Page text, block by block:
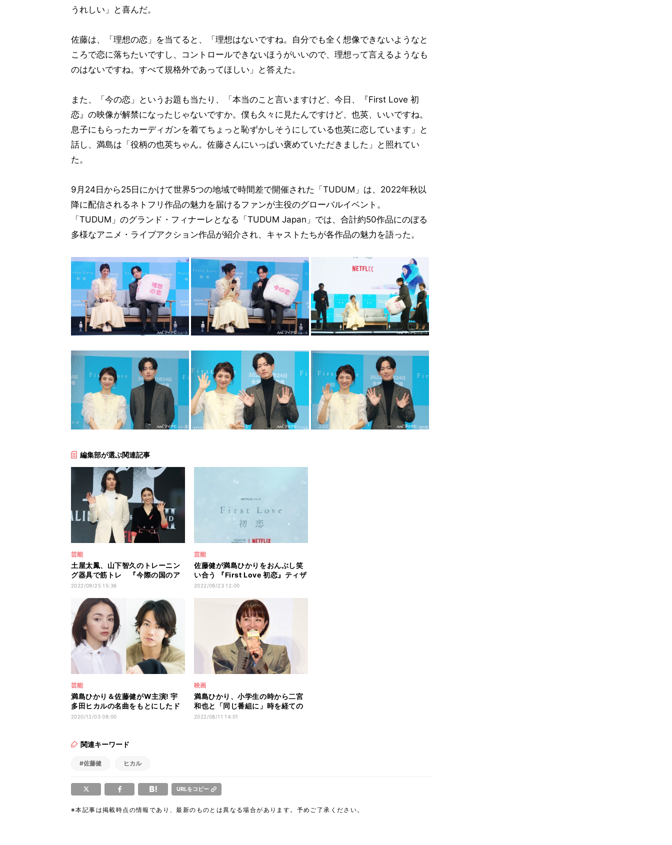
うれしい」と喜んだ。
佐藤は、「理想の恋」を当てると、「理想はないですね。自分でも全く想像できないようなと
ころで恋に落ちたいですし、コントロールできないほうがいいので、理想って言えるようなも
のはないですね。すべて規格外であってほしい」と答えた。
また、「今の恋」というお題も当たり、「本当のこと言いますけど、今日、『First Love 初
恋』の映像が解禁になったじゃないですか。僕も久々に見たんですけど、也英、いいですね。
息子にもらったカーディガンを着てちょっと恥ずかしそうにしている也英に恋しています」と
話し、満島は「役柄の也英ちゃん。佐藤さんにいっぱい褒めていただきました」と照れてい
た。
9月24日から25日にかけて世界5つの地域で時間差で開催された「TUDUM」は、2022年秋以
降に配信されるネトフリ作品の魅力を届けるファンが主役のグローバルイベント。
「TUDUM」のグランド・フィナーレとなる「TUDUM Japan」では、合計約50作品にのぼる
多様なアニメ・ライブアクション作品が紹介され、キャストたちが各作品の魅力を語った。
編集部が選ぶ関連記事
芸能
土屋太鳳、山下智久のトレーニン
グ器具で筋トレ 『今際の国のア
リス』で肉体美披露
2022/09/25 15:36
芸能
佐藤健が満島ひかりをおんぶし笑
い合う 『First Love 初恋』ティザ
ーアート公開
2022/09/23 12:00
芸能
満島ひかり＆佐藤健がW主演! 宇
多田ヒカルの名曲をもとにしたド
ラマ『First Love 初恋』制作
2020/12/03 08:00
映画
満島ひかり、小学生の時から二宮
和也と「同じ番組に」時を経ての
夫婦役に感慨
2022/08/11 14:01
関連キーワード
#佐藤健 ヒカル
URLをコピー
※本記事は掲載時点の情報であり、最新のものとは異なる場合があります。予めご了承ください。